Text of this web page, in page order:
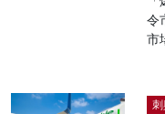
令
市